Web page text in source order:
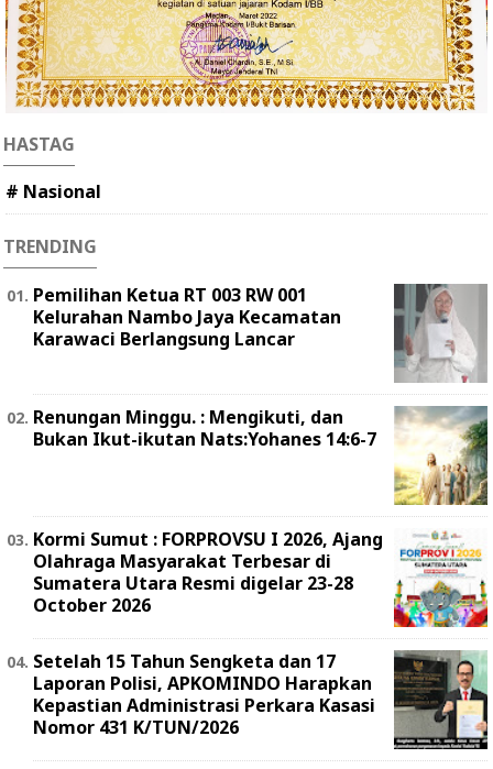
HASTAG
# Nasional
TRENDING
Pemilihan Ketua RT 003 RW 001
Kelurahan Nambo Jaya Kecamatan
Karawaci Berlangsung Lancar
Renungan Minggu. : Mengikuti, dan
Bukan Ikut-ikutan Nats:Yohanes 14:6-7
Kormi Sumut : FORPROVSU I 2026, Ajang
Olahraga Masyarakat Terbesar di
Sumatera Utara Resmi digelar 23-28
October 2026
Setelah 15 Tahun Sengketa dan 17
Laporan Polisi, APKOMINDO Harapkan
Kepastian Administrasi Perkara Kasasi
Nomor 431 K/TUN/2026